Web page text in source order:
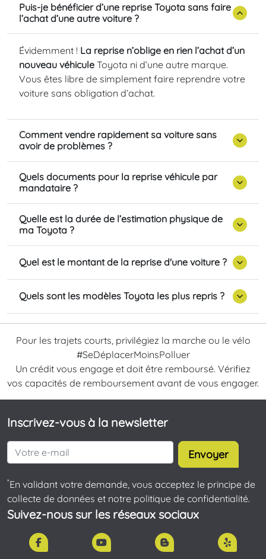
Puis-je bénéficier d’une reprise Toyota sans faire
l’achat d’une autre voiture ?
Évidemment ! La reprise n’oblige en rien l’achat d’un
nouveau véhicule Toyota ni d’une autre marque.
Vous êtes libre de simplement faire reprendre votre
voiture sans obligation d’achat.
Comment vendre rapidement sa voiture sans
avoir de problèmes ?
Quels documents pour la reprise véhicule par
mandataire ?
Quelle est la durée de l’estimation physique de
ma Toyota ?
Quel est le montant de la reprise d'une voiture ?
Quels sont les modèles Toyota les plus repris ?
Pour les trajets courts, privilégiez la marche ou le vélo
#SeDéplacerMoinsPolluer
Un crédit vous engage et doit être remboursé. Vérifiez
vos capacités de remboursement avant de vous engager.
Inscrivez-vous à la newsletter
Envoyer
*En validant votre demande, vous acceptez le principe de
collecte de données et notre politique de confidentialité.
Suivez-nous sur les réseaux sociaux